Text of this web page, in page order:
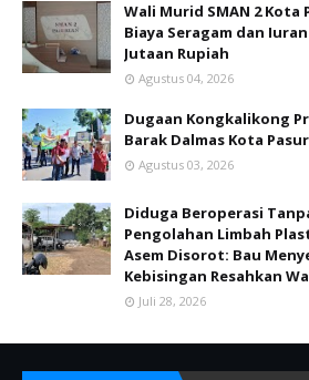
Wali Murid SMAN 2
Biaya Seragam dan
Jutaan Rupiah
Agustus 04, 2026
Dugaan Kongkalikong
Barak Dalmas Kota
Agustus 03, 2026
Diduga Beroperasi
Pengolahan Limbah
Asem Disorot: Bau
Kebisingan Resahkan
Juli 28, 2026